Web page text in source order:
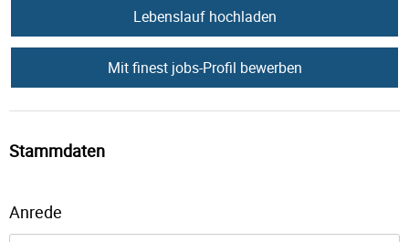
Lebenslauf hochladen
Mit finest jobs-Profil bewerben
Stammdaten
Anrede